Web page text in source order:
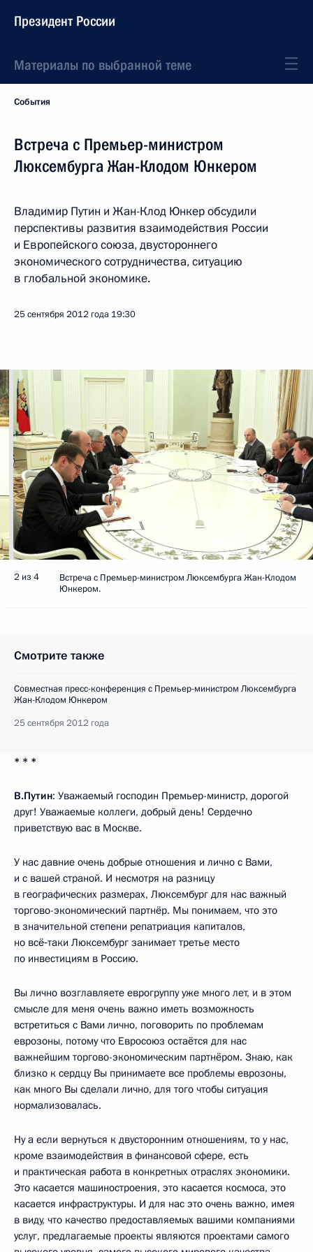
Президент России
Материалы по выбранной теме
События
Встреча с Премьер-министром
Люксембурга Жан-Клодом Юнкером
Владимир Путин и Жан-Клод Юнкер обсудили
перспективы развития взаимодействия России
и Европейского союза, двустороннего
экономического сотрудничества, ситуацию
в глобальной экономике.
25 сентября 2012 года 19:30
2 из 4
Встреча с Премьер-министром Люксембурга Жан-Клодом
Юнкером.
Смотрите также
Совместная пресс-конференция с Премьер-министром Люксембурга
Жан-Клодом Юнкером
25 сентября 2012 года
* * *
В.Путин: Уважаемый господин Премьер-министр, дорогой
друг! Уважаемые коллеги, добрый день! Сердечно
приветствую вас в Москве.
У нас давние очень добрые отношения и лично с Вами,
и с вашей страной. И несмотря на разницу
в географических размерах, Люксембург для нас важный
торгово-экономический партнёр. Мы понимаем, что это
в значительной степени репатриация капиталов,
но всё‑таки Люксембург занимает третье место
по инвестициям в Россию.
Вы лично возглавляете еврогруппу уже много лет, и в этом
смысле для меня очень важно иметь возможность
встретиться с Вами лично, поговорить по проблемам
еврозоны, потому что Евросоюз остаётся для нас
важнейшим торгово-экономическим партнёром. Знаю, как
близко к сердцу Вы принимаете все проблемы еврозоны,
как много Вы сделали лично, для того чтобы ситуация
нормализовалась.
Ну а если вернуться к двусторонним отношениям, то у нас,
кроме взаимодействия в финансовой сфере, есть
и практическая работа в конкретных отраслях экономики.
Это касается машиностроения, это касается космоса, это
касается инфраструктуры. И для нас это очень важно, имея
в виду, что качество предоставляемых вашими компаниями
услуг, предлагаемые проекты являются проектами самого